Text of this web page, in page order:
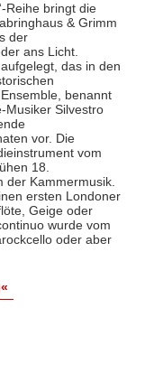
Reihe bringt die
& Grimm
der
ans Licht.
das in den
benannt
Musiker Silvestro
vor. Die
vom
18.
der Kammermusik.
ersten Londoner
Geige oder
wurde vom
oder aber